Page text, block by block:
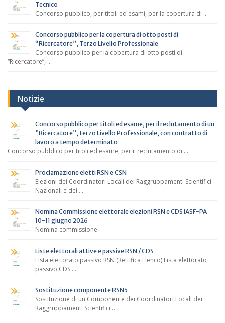
Tecnico
Concorso pubblico, per titoli ed esami, per la copertura di …
Concorso pubblico per la copertura di otto posti di
“Ricercatore”, Terzo Livello Professionale
Concorso pubblico per la copertura di otto posti di
“Ricercatore”, …
Notizie
Concorso pubblico per titoli ed esame, per il reclutamento di un
”Ricercatore”, terzo Livello Professionale, con contratto di
lavoro a tempo determinato
Concorso pubblico per titoli ed esame, per il reclutamento di …
Proclamazione eletti RSN e CSN
Elezioni dei Coordinatori Locali dei Raggruppamenti Scientifici
Nazionali e dei …
Nomina Commissione elettorale elezioni RSN e CDS IASF-PA
10-11 giugno 2026
Nomina commissione
Liste elettorali attive e passive RSN / CDS
Lista elettorato passivo RSN (Rettifica Elenco) Lista elettorato
passivo CDS …
Sostituzione componente RSN5
Sostituzione di un Componente dei Coordinatori Locali dei
Raggruppamenti Scientifici …